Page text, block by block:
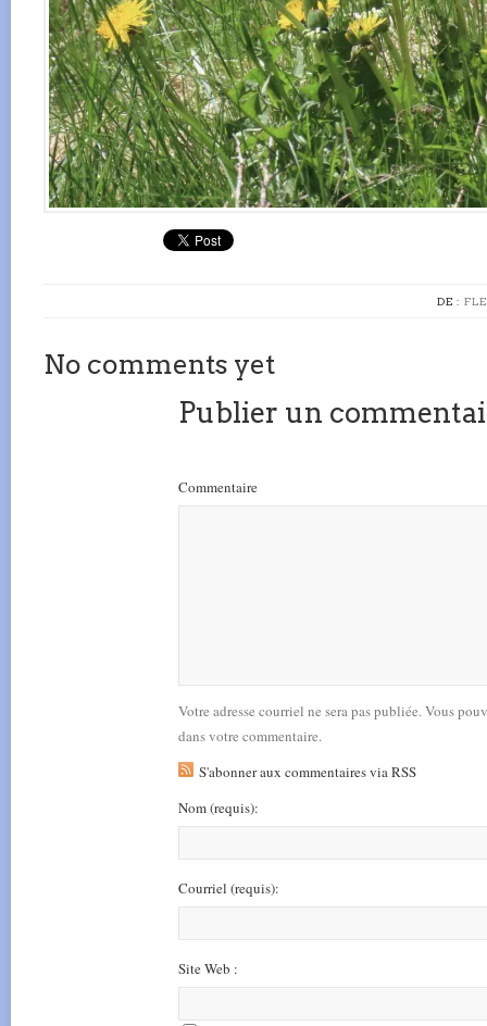
DE :
No comments yet
Publier un
Commentaire
Votre adresse courriel ne sera pas publiée. Vous
dans votre commentaire.
S'abonner aux commentaires via RSS
Nom(requis):
Courriel (requis):
Site Web :